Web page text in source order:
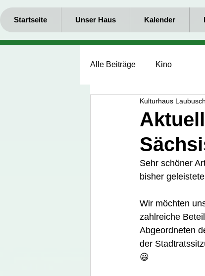
Startseite Unser Haus Kalender
Alle Beiträge Kino
Kulturhaus Laubusch
Sehr schöner
bisher
Wir möchten
zahlreiche
Abgeordneten
der
😃